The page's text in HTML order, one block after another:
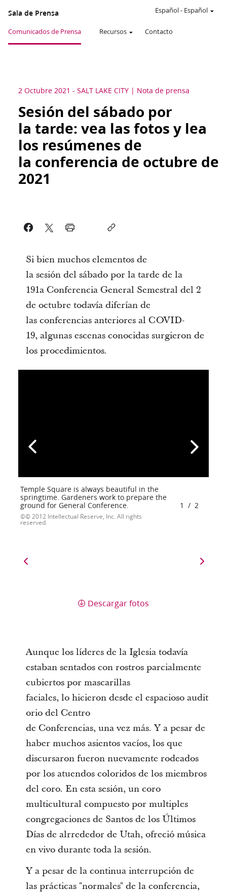
Sala de Prensa
Comunicados de Prensa Recursos Contacto
Español- Español
2 Octubre 2021 - SALT LAKE CITY Nota de prensa
Sesión del sábado por
la tarde: vea las fotos y lea
los resúmenes de
la conferencia de octubre de
2021
Si bien muchos elementos de
la sesión del sábado por la tarde de la
191a Conferencia General Semestral del 2
de octubre todavía diferían de
las conferencias anteriores al COVID-
19, algunas escenas conocidas surgieron de
los procedimientos.
Temple Square is always beautiful in the
springtime. Gardeners work to prepare the
ground for General Conference.
© 2012 Intellectual Reserve, Inc. All rights
reserved.
1 / 2
Descargar fotos
Aunque los líderes de la Iglesia todavía
estaban sentados con rostros parcialmente
cubiertos por mascarillas
faciales, lo hicieron desde el espacioso audit
orio del Centro
de Conferencias, una vez más. Y a pesar de
haber muchos asientos vacíos, los que
discursaron fueron nuevamente rodeados
por los atuendos coloridos de los miembros
del coro. En esta sesión, un coro
multicultural compuesto por multiples
congregaciones de Santos de los Últimos
Días de alrrededor de Utah, ofreció música
en vivo durante toda la sesión.
Y a pesar de la continua interrupción de
las prácticas "normales" de la conferencia,